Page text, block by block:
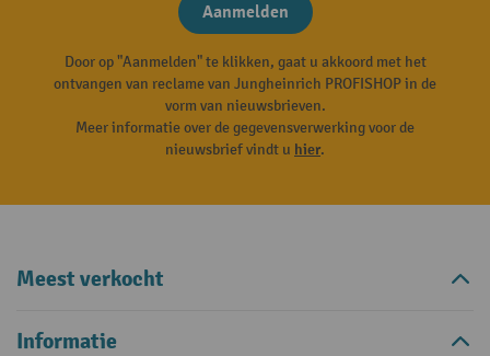
Aanmelden
Door op "Aanmelden" te klikken, gaat u akkoord met het
ontvangen van reclame van Jungheinrich PROFISHOP in de
vorm van nieuwsbrieven.
Meer informatie over de gegevensverwerking voor de
nieuwsbrief vindt u hier.
Meest verkocht
Informatie